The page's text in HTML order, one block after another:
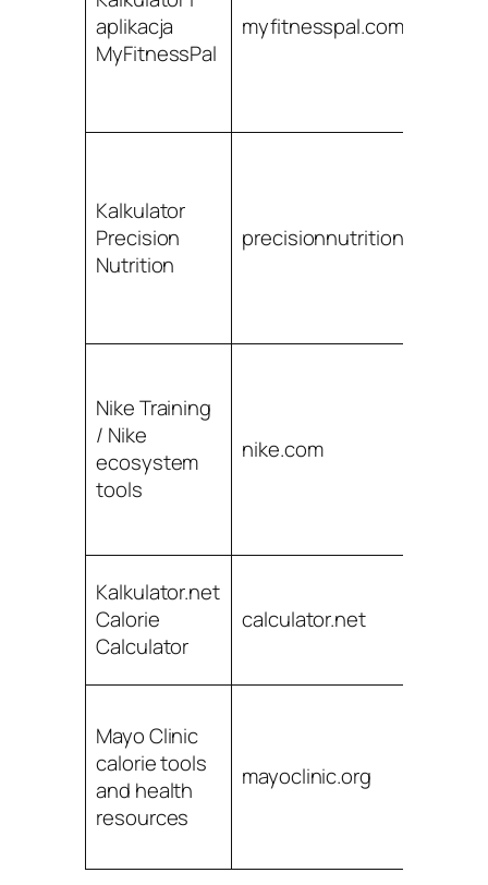
aplikacja
MyFitnessPal
myfitnesspal.com
Kalkulator
Precision
Nutrition
precisionnutrition.com
Nike Training
/ Nike
ecosystem
tools
nike.com
Kalkulator.net
Calorie
Calculator
calculator.net
Mayo Clinic
calorie tools
and health
resources
mayoclinic.org